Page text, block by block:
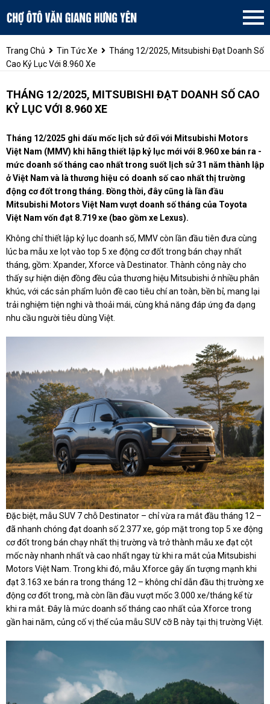
Trang Chủ Tin Tức Xe
Tháng 12/2025, Mitsubishi Đạt Doanh Số
Cao Kỷ Lục Với 8.960 Xe
THÁNG 12/2025, MITSUBISHI ĐẠT DOANH SỐ CAO
KỶ LỤC VỚI 8.960 XE
Tháng 12/2025 ghi dấu mốc lịch sử đối với Mitsubishi Motors
Việt Nam (MMV) khi hãng thiết lập kỷ lục mới với 8.960 xe bán ra -
mức doanh số tháng cao nhất trong suốt lịch sử 31 năm thành lập
ở Việt Nam và là thương hiệu có doanh số cao nhất thị trường
động cơ đốt trong tháng. Đồng thời, đây cũng là lần đầu
Mitsubishi Motors Việt Nam vượt doanh số tháng của Toyota
Việt Nam vốn đạt 8.719 xe (bao gồm xe Lexus).
Không chỉ thiết lập kỷ lục doanh số, MMV còn lần đầu tiên đưa cùng
lúc ba mẫu xe lọt vào top 5 xe động cơ đốt trong bán chạy nhất
tháng, gồm: Xpander, Xforce và Destinator. Thành công này cho
thấy sự hiện diện đồng đều của thương hiệu Mitsubishi ở nhiều phân
khúc, với các sản phẩm luôn đề cao tiêu chí an toàn, bền bỉ, mang lại
trải nghiệm tiện nghi và thoải mái, cùng khả năng đáp ứng đa dạng
nhu cầu người tiêu dùng Việt.
Đặc biệt, mẫu SUV 7 chỗ Destinator – chỉ vừa ra mắt đầu tháng 12 –
đã nhanh chóng đạt doanh số 2.377 xe, góp mặt trong top 5 xe động
cơ đốt trong bán chạy nhất thị trường và trở thành mẫu xe đạt cột
mốc này nhanh nhất và cao nhất ngay từ khi ra mắt của Mitsubishi
Motors Việt Nam. Trong khi đó, mẫu Xforce gây ấn tượng mạnh khi
đạt 3.163 xe bán ra trong tháng 12 – không chỉ dẫn đầu thị trường xe
động cơ đốt trong, mà còn lần đầu vượt mốc 3.000 xe/tháng kể từ
khi ra mắt. Đây là mức doanh số tháng cao nhất của Xforce trong
gần hai năm, củng cố vị thế của mẫu SUV cỡ B này tại thị trường Việt.